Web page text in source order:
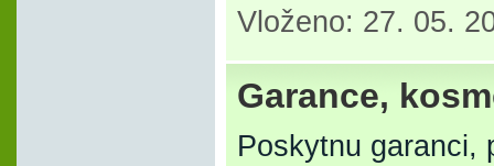
Vloženo: 27. 05.
Garance,
Poskytnu garanci,